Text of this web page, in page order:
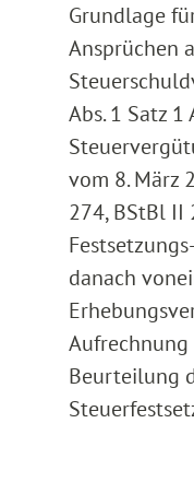
Grundlage
Ansprüchen
Abs. 1 Satz
vom 8. März
274, BStBl II
danach
Aufrechnung
Beurteilung